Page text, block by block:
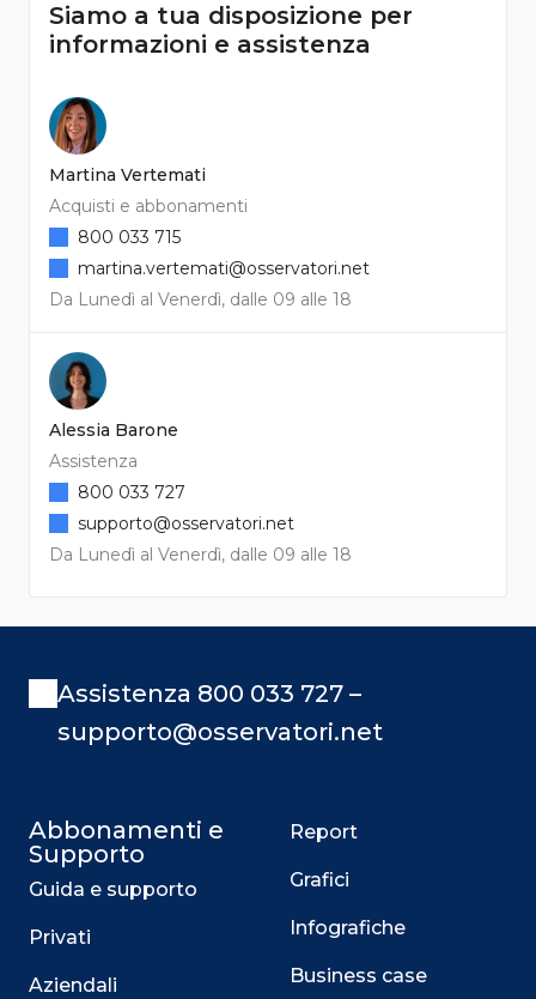
Siamo a tua disposizione per
informazioni e assistenza
Martina Vertemati
Acquisti e abbonamenti
Da Lunedì al Venerdì, dalle 09 alle 18
800 033 715
martina.vertemati@osservatori.net
Alessia Barone
Assistenza
Da Lunedì al Venerdì, dalle 09 alle 18
800 033 727
supporto@osservatori.net
Assistenza 800 033 727 –
supporto@osservatori.net
Abbonamenti e
Supporto
Guida e supporto
Privati
Aziendali
Report
Grafici
Infografiche
Business case